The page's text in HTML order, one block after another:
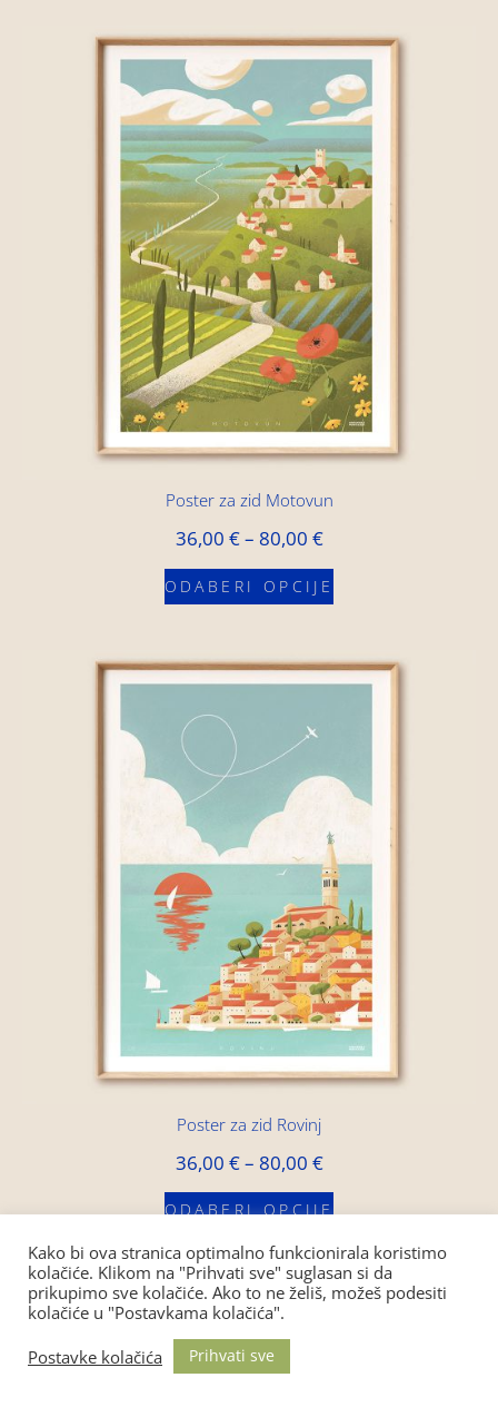
Poster za zid Motovun
36,00 €– 80,00 €
ODABERI OPCIJE
Poster za zid Rovinj
36,00 €– 80,00 €
ODABERI OPCIJE
Kako bi ova stranica optimalno funkcionirala koristimo
kolačiće. Klikom na "Prihvati sve" suglasan si da
prikupimo sve kolačiće. Ako to ne želiš, možeš podesiti
kolačiće u "Postavkama kolačića".
Postavke kolačića
Prihvati sve